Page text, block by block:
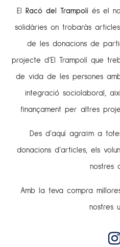
El Racó del Trampolí és el
solidàries on trobaràs
de les donacions de
projecte d’El Trampolí que
de vida de les persones
integració sociolaboral,
finançament per altres
Des d’aquí agraïm a
donacions d’articles, els
nostres
Amb la teva compra
nostres